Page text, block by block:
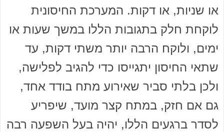
או שניות, או דקות. המערכת החיסונית
לוקחת חלק בתגובות הללו במשך שעות או
ימים, ולוקח הרבה יותר משתי דקות, עד
שתאי החיסון יתגייסו כדי להגיב לפלישה,
ולכן בלתי סביר שאירוע מתח בודד אחד,
גם אם חזק, במתח קצר מועד, שיפריע
לסדר ברגעים הללו, יהיה בעל השפעה רבה